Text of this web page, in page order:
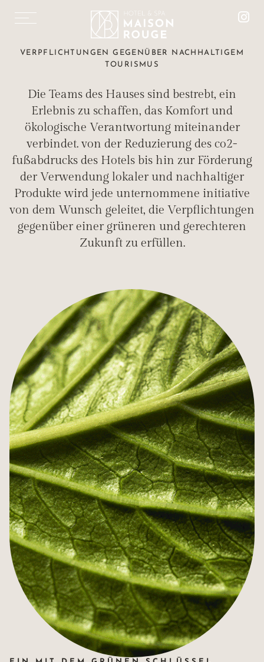
ZIMMER & SUITEN
RESTAURANT „LE 1387“
DIE SALONS MISTINGUETT
DAS SPA MAISON ROUGE
PFLEGE & MASSAGEN
GESCHENKGUTSCHEINE
SEMINAR & TAGUNG
PRIVATVERANSTALTUNG
BERÜHMTE VERGANGENHEIT
NACHHALTIGER TOURISMUS
TOURISMUS IN STRASSBURG
ZUGANG & KONTAKTE
FOTOGALERIE
AGENDA
FREN
HOTEL MAISON ROUGE ÖKO-ENGAGIERT
NACHHALTIGER
TOURISMUS
VERPFLICHTUNGEN GEGENÜBER NACHHALTIGEM
TOURISMUS
Die Teams des Hauses sind bestrebt, ein
Erlebnis zu schaffen, das Komfort und
ökologische Verantwortung miteinander
verbindet. von der Reduzierung des co2-
fußabdrucks des Hotels bis hin zur Förderung
der Verwendung lokaler und nachhaltiger
Produkte wird jede unternommene initiative
von dem Wunsch geleitet, die Verpflichtungen
gegenüber einer grüneren und gerechteren
Zukunft zu erfüllen.